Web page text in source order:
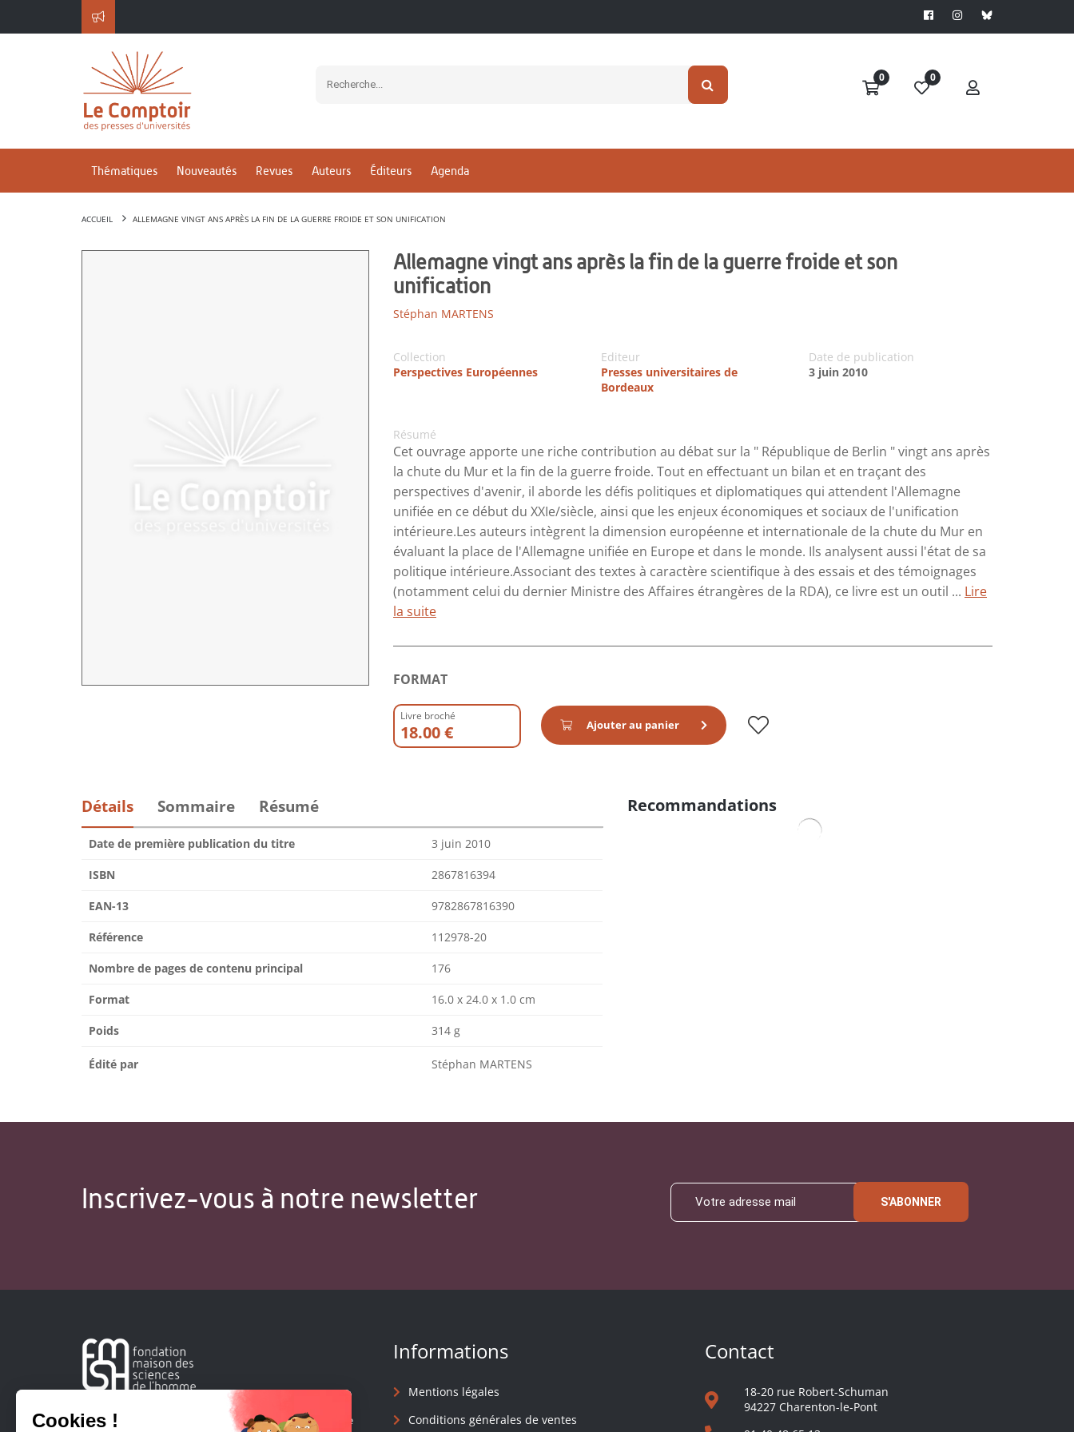
0 0
Thématiques Nouveautés Revues Auteurs Éditeurs Agenda
ACCUEIL ALLEMAGNE VINGT ANS APRÈS LA FIN DE LA GUERRE FROIDE ET SON UNIFICATION
Allemagne vingt ans après la fin de la guerre froide et son
unification
Stéphan MARTENS
Collection
Perspectives Européennes
Editeur
Presses universitaires de
Bordeaux
Date de publication
3 juin 2010
Résumé
Cet ouvrage apporte une riche contribution au débat sur la " République de Berlin " vingt ans après
la chute du Mur et la fin de la guerre froide. Tout en effectuant un bilan et en traçant des
perspectives d'avenir, il aborde les défis politiques et diplomatiques qui attendent l'Allemagne
unifiée en ce début du XXIe/siècle, ainsi que les enjeux économiques et sociaux de l'unification
intérieure.Les auteurs intègrent la dimension européenne et internationale de la chute du Mur en
évaluant la place de l'Allemagne unifiée en Europe et dans le monde. Ils analysent aussi l'état de sa
politique intérieure.Associant des textes à caractère scientifique à des essais et des témoignages
(notamment celui du dernier Ministre des Affaires étrangères de la RDA), ce livre est un outil ... Lire
la suite
FORMAT
Livre broché
18.00 € Ajouter au panier
Détails Sommaire Résumé
Date de première publication du titre 3 juin 2010
ISBN 2867816394
EAN-13 9782867816390
Référence 112978-20
Nombre de pages de contenu principal 176
Format 16.0 x 24.0 x 1.0 cm
Poids 314 g
Édité par Stéphan MARTENS
Recommandations
Inscrivez-vous à notre newsletter S'ABONNER
Créée en 1963, la Fondation Maison Sciences de l'Homme
Informations
Mentions légales
Conditions générales de ventes
Contact
18-20 rue Robert-Schuman
94227 Charenton-le-Pont